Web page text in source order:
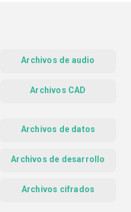
Archivos de audio
Archivos CAD
Archivos de datos
Archivos de desarrollo
Archivos cifrados